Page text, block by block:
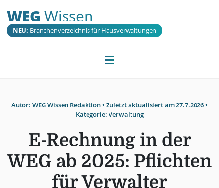
WEG Wissen
NEU: Branchenverzeichnis für Hausverwaltungen
Autor: WEG Wissen Redaktion• Zuletzt aktualisiert am27.7.2026•
Kategorie: Verwaltung
E-Rechnung in der
WEG ab 2025: Pflichten
für Verwalter